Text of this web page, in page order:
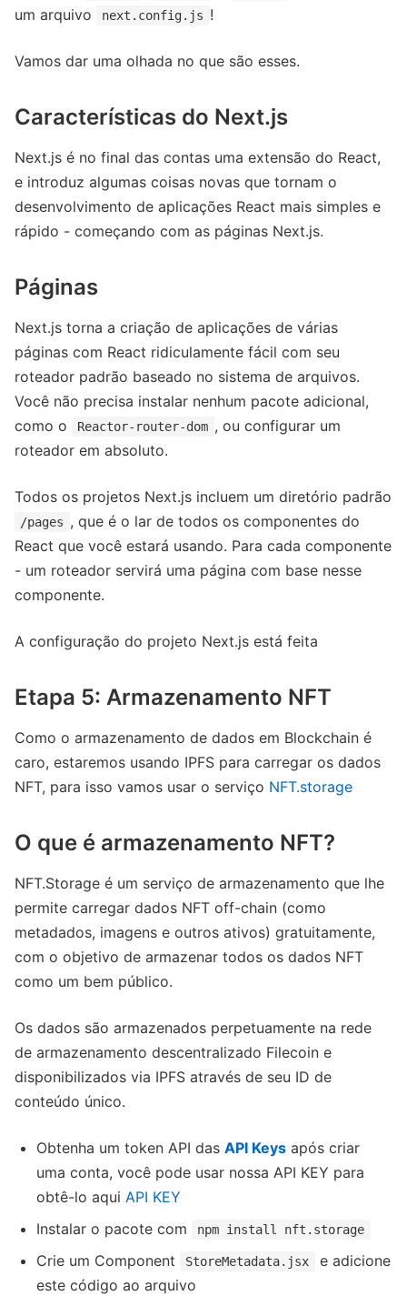
um arquivo
next.config.js !
Vamos dar uma olhada no que são esses.
Características do Next.js
Next.js é no final das contas uma extensão do React,
e introduz algumas coisas novas que tornam o
desenvolvimento de aplicações React mais simples e
rápido - começando com as páginas Next.js.
Páginas
Next.js torna a criação de aplicações de várias
páginas com React ridiculamente fácil com seu
roteador padrão baseado no sistema de arquivos.
Você não precisa instalar nenhum pacote adicional,
como o
Reactor-router-dom , ou configurar um
roteador em absoluto.
Todos os projetos Next.js incluem um diretório padrão
/pages , que é o lar de todos os componentes do
React que você estará usando. Para cada componente
- um roteador servirá uma página com base nesse
componente.
A configuração do projeto Next.js está feita
Etapa 5: Armazenamento NFT
Como o armazenamento de dados em Blockchain é
caro, estaremos usando IPFS para carregar os dados
NFT, para isso vamos usar o serviço NFT.storage
O que é armazenamento NFT?
NFT.Storage é um serviço de armazenamento que lhe
permite carregar dados NFT off-chain (como
metadados, imagens e outros ativos) gratuitamente,
com o objetivo de armazenar todos os dados NFT
como um bem público.
Os dados são armazenados perpetuamente na rede
de armazenamento descentralizado Filecoin e
disponibilizados via IPFS através de seu ID de
conteúdo único.
Obtenha um token API das API Keys após criar
uma conta, você pode usar nossa API KEY para
obtê-lo aqui API KEY
Instalar o pacote com
npm install nft.storage
Crie um Component StoreMetadata.jsx
e adicione
este código ao arquivo